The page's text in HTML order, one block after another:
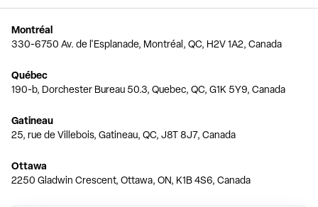
Montréal
330-6750 Av. de l'Esplanade, Montréal, QC, H2V 1A2, Canada
Québec
190-b, Dorchester Bureau 50.3, Quebec, QC, G1K 5Y9, Canada
Gatineau
25, rue de Villebois, Gatineau, QC, J8T 8J7, Canada
Ottawa
2250 Gladwin Crescent, Ottawa, ON, K1B 4S6, Canada